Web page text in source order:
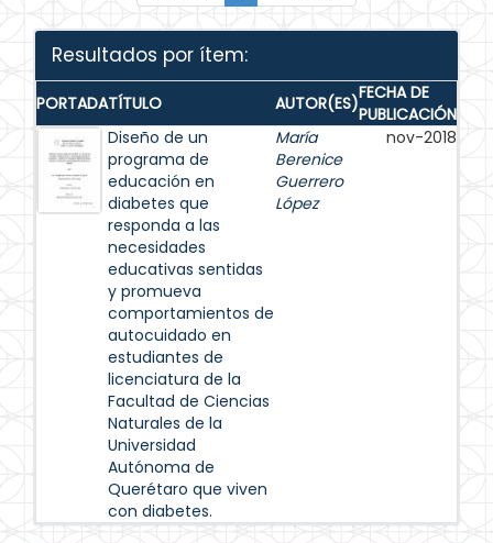
Resultados por ítem:
PORTADATÍTULO AUTOR(ES)FECHA DE
PUBLICACIÓN
Diseño de un
programa de
educación en
diabetes que
responda a las
necesidades
educativas sentidas
y promueva
comportamientos de
autocuidado en
estudiantes de
licenciatura de la
Facultad de Ciencias
Naturales de la
Universidad
Autónoma de
Querétaro que viven
con diabetes.
María
Berenice
Guerrero
López
nov-2018